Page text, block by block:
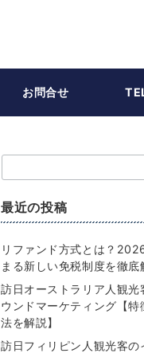
お問合せ
最近の投稿
リファンド方式とは？
まる新しい免税制度を徹底
訪日オーストラリア人観光
ウンドマーケティング【特
法を解説】
訪日フィリピン人観光客の